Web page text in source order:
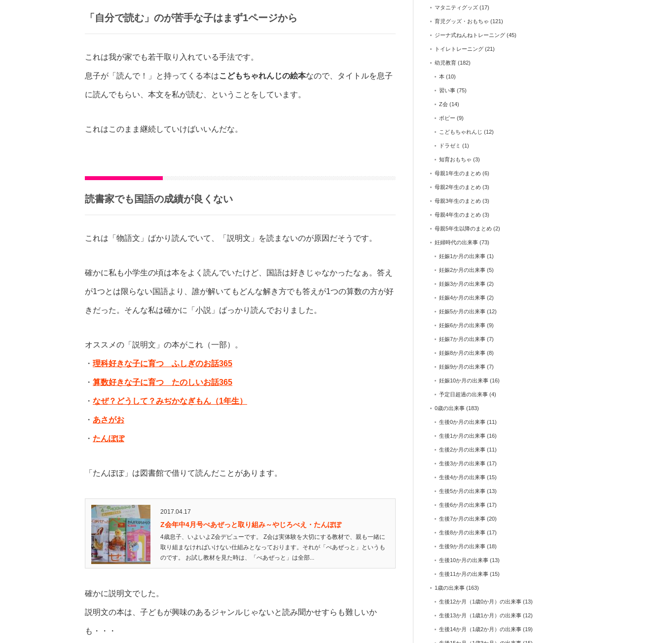
「自分で読む」のが苦手な子はまず1ページから
これは我が家でも若干取り入れている手法です。
息子が「読んで！」と持ってくる本はこどもちゃれんじの絵本なので、タイトルを息子
に読んでもらい、本文を私が読む、ということをしています。
これはこのまま継続していけばいいんだな。
読書家でも国語の成績が良くない
これは「物語文」ばかり読んでいて、「説明文」を読まないのが原因だそうです。
確かに私も小学生の頃は本をよく読んでいたけど、国語は好きじゃなかったなぁ。答え
が1つとは限らない国語より、誰が解いてもどんな解き方でも答えが1つの算数の方が好
きだった。そんな私は確かに「小説」ばっかり読んでおりました。
オススメの「説明文」の本がこれ（一部）。
・ 理科好きな子に育つ ふしぎのお話365
・ 算数好きな子に育つ たのしいお話365
・ なぜ？どうして？みぢかなぎもん（1年生）
・ あさがお
・ たんぽぽ
「たんぽぽ」は図書館で借りて読んだことがあります。
2017.04.17
Z会年中4月号ぺあぜっと取り組み～やじろべえ・たんぽぽ
4歳息子、いよいよZ会デビューです。 Z会は実体験を大切にする教材で、親も一緒に
取り組まなければいけない仕組みとなっております。それが「ぺあぜっと」というも
のです。 お試し教材を見た時は、「ぺあぜっと」は全部...
確かに説明文でした。
説明文の本は、子どもが興味のあるジャンルじゃないと読み聞かせすらも難しいか
も・・・
マタニティグッズ (17)
育児グッズ・おもちゃ (121)
ジーナ式ねんねトレーニング (45)
トイレトレーニング (21)
幼児教育 (182)
本 (10)
習い事 (75)
Z会 (14)
ポピー (9)
こどもちゃれんじ (12)
ドラゼミ (1)
知育おもちゃ (3)
母親1年生のまとめ (6)
母親2年生のまとめ (3)
母親3年生のまとめ (3)
母親4年生のまとめ (3)
母親5年生以降のまとめ (2)
妊婦時代の出来事 (73)
妊娠1か月の出来事 (1)
妊娠2か月の出来事 (5)
妊娠3か月の出来事 (2)
妊娠4か月の出来事 (2)
妊娠5か月の出来事 (12)
妊娠6か月の出来事 (9)
妊娠7か月の出来事 (7)
妊娠8か月の出来事 (8)
妊娠9か月の出来事 (7)
妊娠10か月の出来事 (16)
予定日超過の出来事 (4)
0歳の出来事 (183)
生後0か月の出来事 (11)
生後1か月の出来事 (16)
生後2か月の出来事 (11)
生後3か月の出来事 (17)
生後4か月の出来事 (15)
生後5か月の出来事 (13)
生後6か月の出来事 (17)
生後7か月の出来事 (20)
生後8か月の出来事 (17)
生後9か月の出来事 (18)
生後10か月の出来事 (13)
生後11か月の出来事 (15)
1歳の出来事 (163)
生後12か月（1歳0か月）の出来事 (13)
生後13か月（1歳1か月）の出来事 (12)
生後14か月（1歳2か月）の出来事 (19)